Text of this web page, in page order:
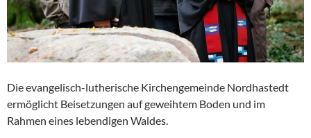
Die evangelisch-lutherische Kirchengemeinde Nordhastedt
ermöglicht Beisetzungen auf geweihtem Boden und im
Rahmen eines lebendigen Waldes.